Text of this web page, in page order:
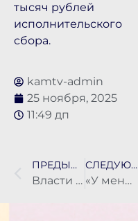
тысяч рублей
исполнительского
сбора.
kamtv-admin
25 ноября, 2025
11:49 дп
ПРЕДЫДУЩАЯ НОВОСТЬ
Власти Камчатки выделят 11,4 млрд рублей на здравоохранение в 2026 году
СЛЕДУЮЩАЯ НОВОСТЬ
«У меня был стресс»: на Камчатке вынесен приговор по уголовному делу об оскорблении сотрудника полиции